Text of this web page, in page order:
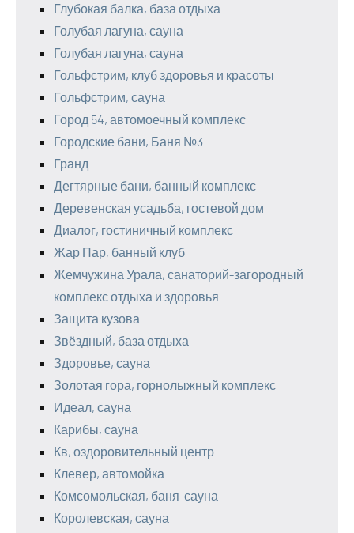
Глубокая балка, база отдыха
Голубая лагуна, сауна
Голубая лагуна, сауна
Гольфстрим, клуб здоровья и красоты
Гольфстрим, сауна
Город 54, автомоечный комплекс
Городские бани, Баня №3
Гранд
Дегтярные бани, банный комплекс
Деревенская усадьба, гостевой дом
Диалог, гостиничный комплекс
Жар Пар, банный клуб
Жемчужина Урала, санаторий-загородный
комплекс отдыха и здоровья
Защита кузова
Звёздный, база отдыха
Здоровье, сауна
Золотая гора, горнолыжный комплекс
Идеал, сауна
Карибы, сауна
Кв, оздоровительный центр
Клевер, автомойка
Комсомольская, баня-сауна
Королевская, сауна